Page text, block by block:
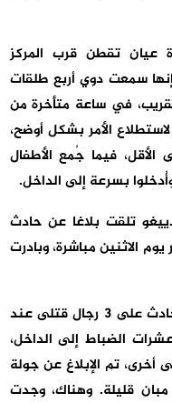
عيان تقطن قرب المركز
سمعت دوي أربع طلقات
في ساعة متأخرة من
الأمر بشكل أوضح،
فيما جُمع الأطفال
بسرعة إلى الداخل.
تلقت بلاغا عن حادث
الاثنين مباشرة، وبادرت
عثر أول الضباط الواصلين إلى مكان الحادث على 3 رجال قتلى عند
الضباط إلى الداخل،
تم الإبلاغ عن جولة
قليلة. وهناك، وجدت